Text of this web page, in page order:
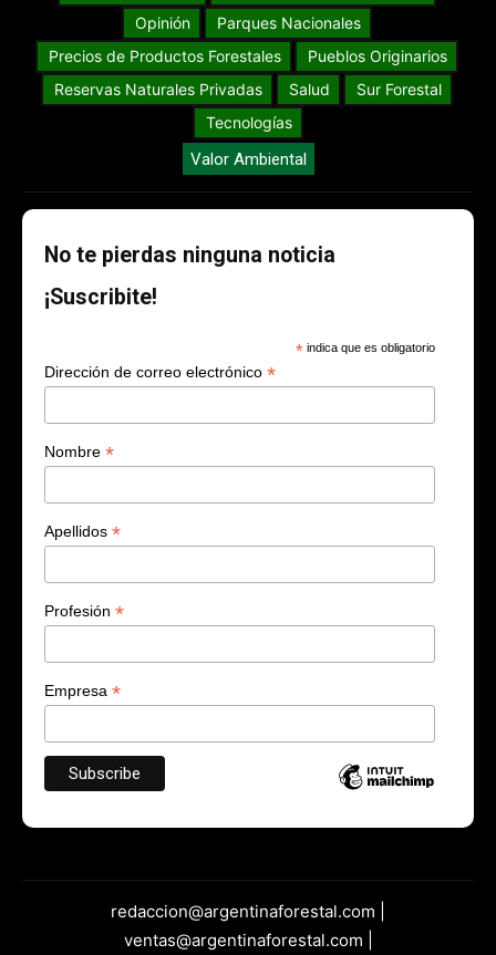
Opinión
Parques Nacionales
Precios de Productos Forestales
Pueblos Originarios
Reservas Naturales Privadas
Salud
Sur Forestal
Tecnologías
Valor Ambiental
No te pierdas ninguna noticia
¡Suscribite!
* indica que es obligatorio
Dirección de correo electrónico *
Nombre *
Apellidos *
Profesión *
Empresa *
redaccion@argentinaforestal.com |
ventas@argentinaforestal.com |